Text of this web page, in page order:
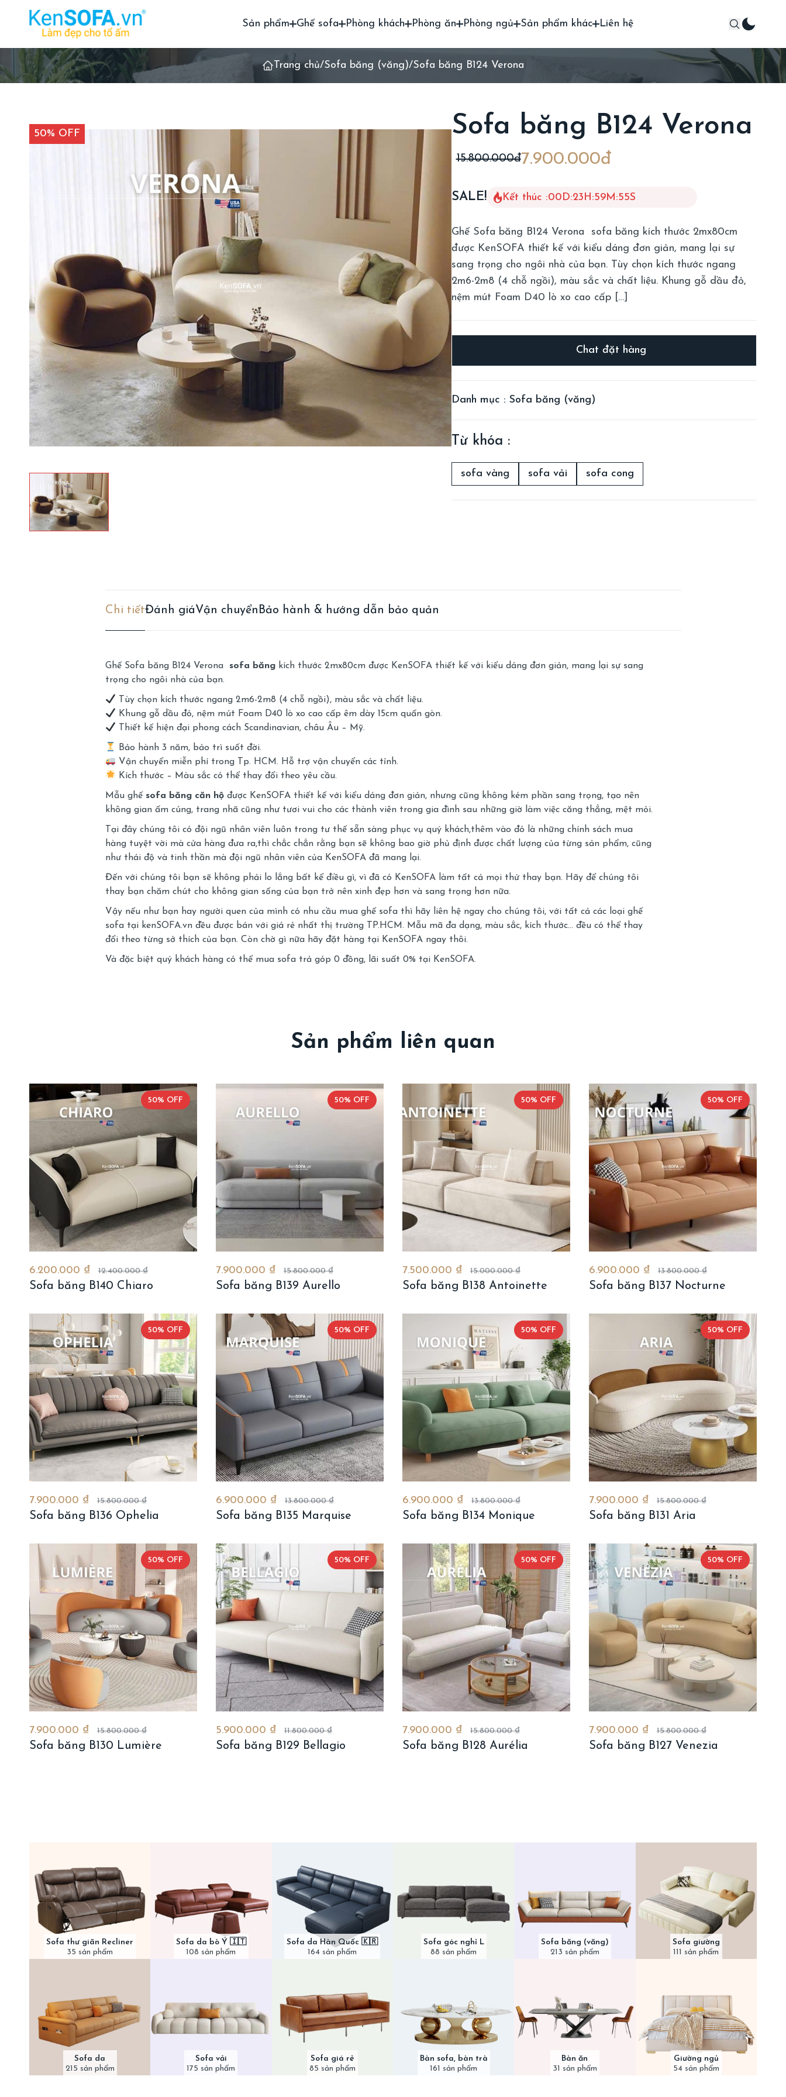
Sản phẩm Ghế sofa Phòng khách Phòng ăn Phòng ngủ Sản phẩm khác Liên hệ
Trang chủ/Sofa băng (văng)/Sofa băng B124 Verona
50% OFF Sofa băng B124 Verona
15.800.000đ7.900.000đ
SALE! Kết thúc :00D:23H:59M:54S
Ghế Sofa băng B124 Verona sofa băng kích thước 2mx80cm
được KenSOFA thiết kế với kiểu dáng đơn giản, mang lại sự
sang trọng cho ngôi nhà của bạn. Tùy chọn kích thước ngang
2m6-2m8 (4 chỗ ngồi), màu sắc và chất liệu. Khung gỗ dầu đỏ,
nệm mút Foam D40 lò xo cao cấp […]
Danh mục : Sofa băng (văng)
Từ khóa :
sofa vàng sofa vải sofa cong
Chi tiếtĐánh giá Vận chuyển Bảo hành & hướng dẫn bảo quản
Ghế Sofa băng B124 Verona sofa băngkích thước 2mx80cm được KenSOFA thiết kế với kiểu dáng đơn giản, mang lại sự sang
trọng cho ngôi nhà của bạn.
Tùy chọn kích thước ngang 2m6-2m8 (4 chỗ ngồi), màu sắc và chất liệu.
Khung gỗ dầu đỏ, nệm mút Foam D40 lò xo cao cấp êm dày 15cm quấn gòn.
Thiết kế hiện đại phong cách Scandinavian, châu Âu – Mỹ.
Bảo hành 3 năm, bảo trì suốt đời.
Vận chuyển miễn phí trong Tp. HCM. Hỗ trợ vận chuyển các tỉnh.
Kích thước – Màu sắc có thể thay đổi theo yêu cầu.
Mẫu ghế sofa băng căn hộđược KenSOFA thiết kế với kiểu dáng đơn giản, nhưng cũng không kém phần sang trọng, tạo nên
không gian ấm cúng, trang nhã cũng như tươi vui cho các thành viên trong gia đình sau những giờ làm việc căng thẳng, mệt mỏi.
Tại đây chúng tôi có đội ngũ nhân viên luôn trong tư thế sẵn sàng phục vụ quý khách,thêm vào đó là những chính sách mua
hàng tuyệt vời mà cửa hàng đưa ra,thì chắc chắn rằng bạn sẽ không bao giờ phủ định được chất lượng của từng sản phẩm, cũng
như thái độ và tinh thần mà đội ngũ nhân viên của KenSOFA đã mang lại.
Đến với chúng tôi bạn sẽ không phải lo lắng bất kể điều gì, vì đã có KenSOFA làm tất cả mọi thứ thay bạn. Hãy để chúng tôi
thay bạn chăm chút cho không gian sống của bạn trở nên xinh đẹp hơn và sang trọng hơn nữa.
Vậy nếu như bạn hay người quen của mình có nhu cầu mua ghế sofa thì hãy liên hệ ngay cho chúng tôi, với tất cả các loại ghế
sofa tại kenSOFA.vn đều được bán với giá rẻ nhất thị trường TP.HCM. Mẫu mã đa dạng, màu sắc, kích thước… đều có thể thay
đổi theo từng sở thích của bạn. Còn chờ gì nữa hãy đặt hàng tại KenSOFA ngay thôi.
Và đặc biệt quý khách hàng có thể mua sofa trả góp 0 đồng, lãi suất 0% tại KenSOFA.
Sản phẩm liên quan
50% OFF
6.200.000 ₫ 12.400.000 ₫
Sofa băng B140 Chiaro
50% OFF
7.900.000 ₫ 15.800.000 ₫
Sofa băng B139 Aurello
50% OFF
7.500.000 ₫ 15.000.000 ₫
Sofa băng B138 Antoinette
50% OFF
6.900.000 ₫ 13.800.000 ₫
Sofa băng B137 Nocturne
50% OFF
7.900.000 ₫ 15.800.000 ₫
Sofa băng B136 Ophelia
50% OFF
6.900.000 ₫ 13.800.000 ₫
Sofa băng B135 Marquise
50% OFF
6.900.000 ₫ 13.800.000 ₫
Sofa băng B134 Monique
50% OFF
7.900.000 ₫ 15.800.000 ₫
Sofa băng B131 Aria
50% OFF
7.900.000 ₫ 15.800.000 ₫
Sofa băng B130 Lumière
50% OFF
5.900.000 ₫ 11.800.000 ₫
Sofa băng B129 Bellagio
50% OFF
7.900.000 ₫ 15.800.000 ₫
Sofa băng B128 Aurélia
50% OFF
7.900.000 ₫ 15.800.000 ₫
Sofa băng B127 Venezia
Sofa thư giãn Recliner
35 sản phẩm
Sofa da bò Ý 🇮🇹
108 sản phẩm
Sofa da Hàn Quốc 🇰🇷
164 sản phẩm
Sofa góc nghỉ L
88 sản phẩm
Sofa băng (văng)
213 sản phẩm
Sofa giường
111 sản phẩm
Sofa da
215 sản phẩm
Sofa vải
175 sản phẩm
Sofa giá rẻ
85 sản phẩm
Bàn sofa, bàn trà
161 sản phẩm
Bàn ăn
31 sản phẩm
Giường ngủ
54 sản phẩm